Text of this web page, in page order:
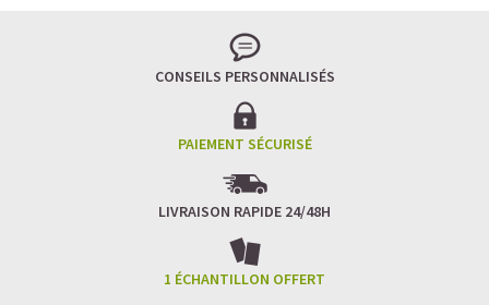
tout en stimulant la concentration.
Un goût légèrement herbacé, addictif et plein de
Idéal pour : recharger ses batteries sans caféine,
hydrater, et retrouver focus et sérénité.
Matcha Latte Glacé Protéiné
SAWONDO RÉINVENTE LE PLAISIR DES CAFÉS GLACÉS
✅ Sans sucre raffiné
CONSEILS PERSONNALISÉS
PAIEMENT SÉCURISÉ
LIVRAISON RAPIDE 24/48H
1 ÉCHANTILLON OFFERT